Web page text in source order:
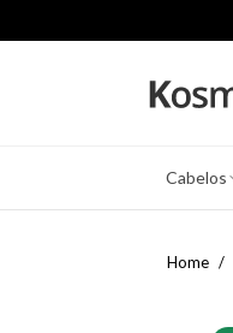
Cabelos
Home